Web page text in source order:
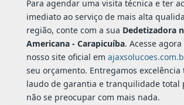
Para agendar uma visita técnica e ter
imediato ao serviço de mais alta
região, conte com a sua Dedetizadora
Americana - Carapicuíba. Acesse
nosso site oficial em
seu orçamento. Entregamos excelência
laudo de garantia e tranquilidade total
não se preocupar com mais nada.